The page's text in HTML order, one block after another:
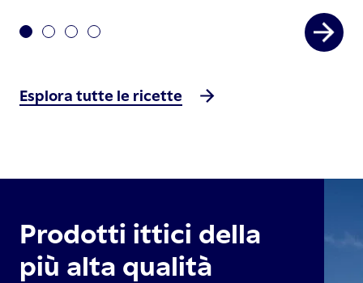
Esplora tutte le ricette
Prodotti ittici della
più alta qualità